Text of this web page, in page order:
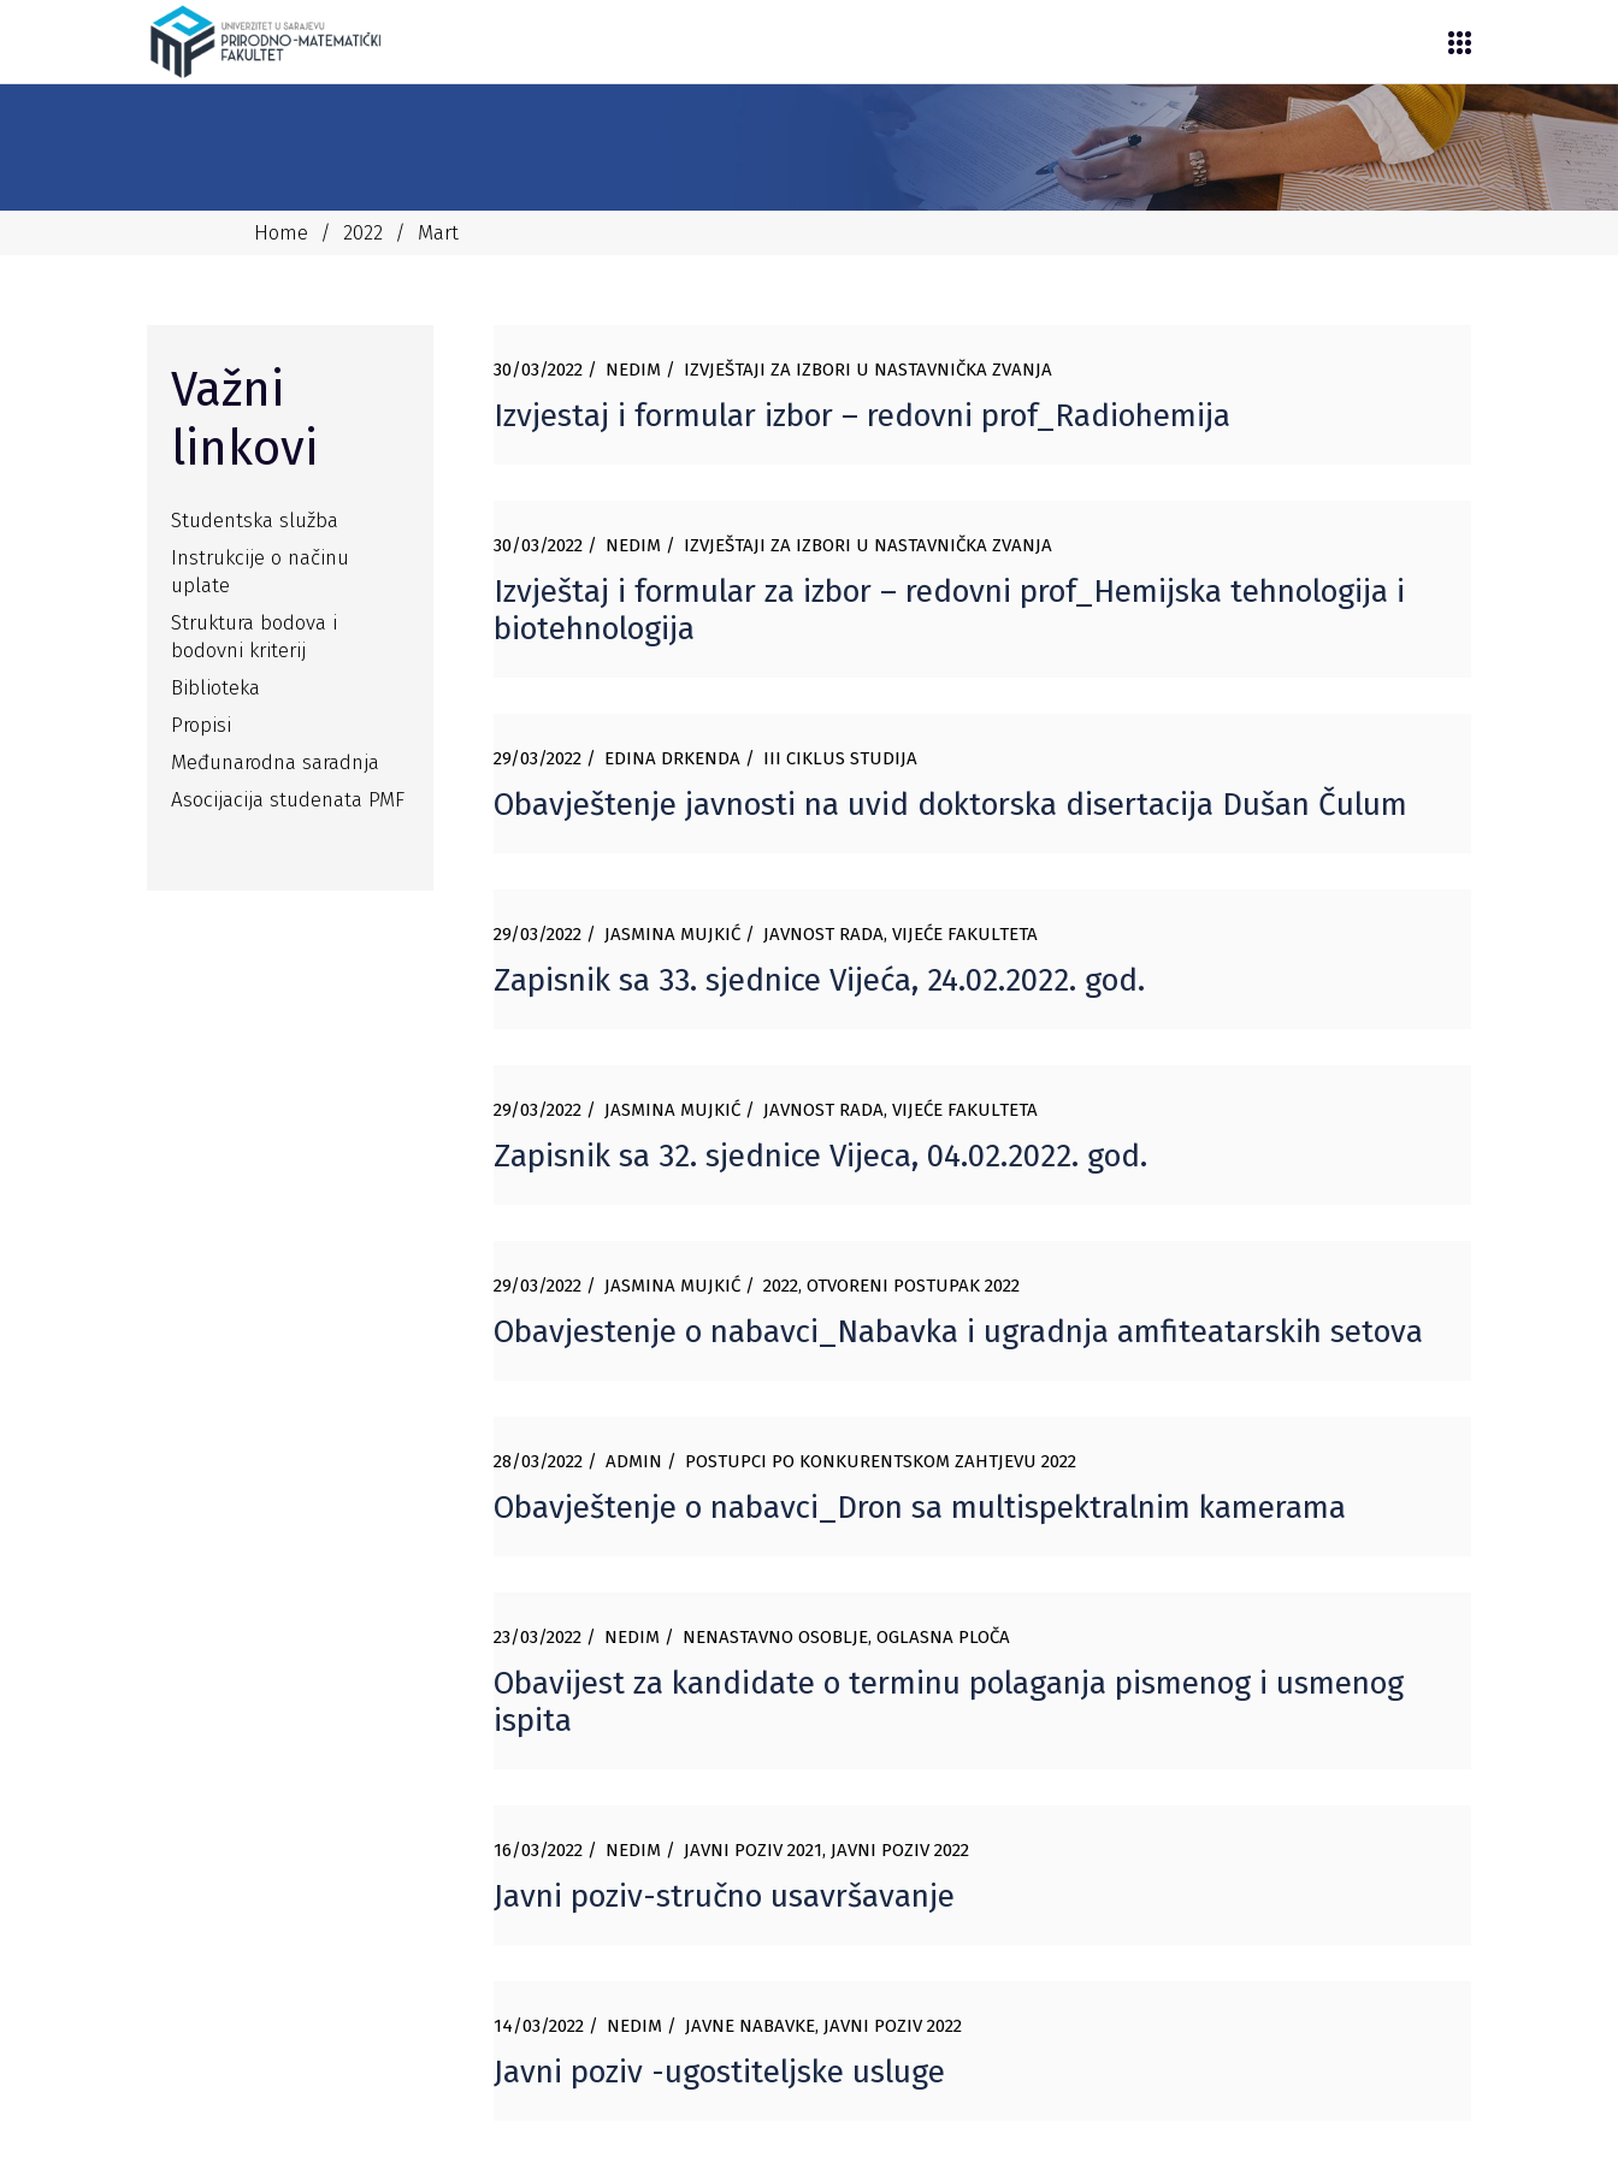
Home / 2022 / Mart
30/03/2022 NEDIM IZVJEŠTAJI ZA IZBORI U NASTAVNIČKA ZVANJA
Izvjestaj i formular izbor – redovni prof_Radiohemija
30/03/2022 NEDIM IZVJEŠTAJI ZA IZBORI U NASTAVNIČKA ZVANJA
Izvještaj i formular za izbor – redovni prof_Hemijska tehnologija i
biotehnologija
29/03/2022 EDINA DRKENDA III CIKLUS STUDIJA
Obavještenje javnosti na uvid doktorska disertacija Dušan Čulum
29/03/2022 JASMINA MUJKIĆ JAVNOST RADA, VIJEĆE FAKULTETA
Zapisnik sa 33. sjednice Vijeća, 24.02.2022. god.
29/03/2022 JASMINA MUJKIĆ JAVNOST RADA, VIJEĆE FAKULTETA
Zapisnik sa 32. sjednice Vijeca, 04.02.2022. god.
29/03/2022 JASMINA MUJKIĆ 2022, OTVORENI POSTUPAK 2022
Obavjestenje o nabavci_Nabavka i ugradnja amfiteatarskih setova
28/03/2022 ADMIN POSTUPCI PO KONKURENTSKOM ZAHTJEVU 2022
Obavještenje o nabavci_Dron sa multispektralnim kamerama
23/03/2022 NEDIM NENASTAVNO OSOBLJE, OGLASNA PLOČA
Obavijest za kandidate o terminu polaganja pismenog i usmenog
ispita
16/03/2022 NEDIM JAVNI POZIV 2021, JAVNI POZIV 2022
Javni poziv-stručno usavršavanje
14/03/2022 NEDIM JAVNE NABAVKE, JAVNI POZIV 2022
Javni poziv -ugostiteljske usluge
Važni
linkovi
Studentska služba
Instrukcije o načinu
uplate
Struktura bodova i
bodovni kriterij
Biblioteka
Propisi
Međunarodna saradnja
Asocijacija studenata PMF